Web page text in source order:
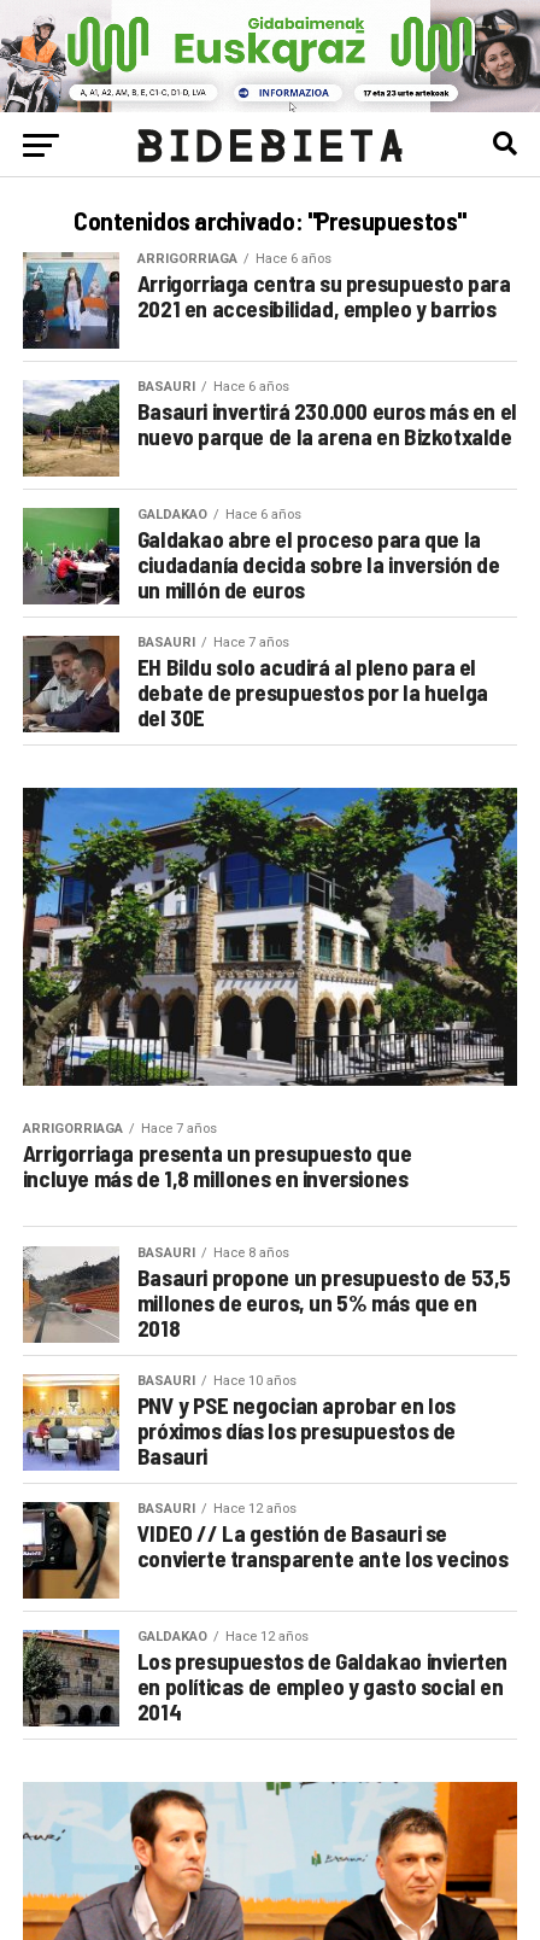
Contenidos archivado: "Presupuestos"
ARRIGORRIAGA Hace 6 años
Arrigorriaga centra su presupuesto para
2021 en accesibilidad, empleo y barrios
BASAURI Hace 6 años
Basauri invertirá 230.000 euros más en el
nuevo parque de la arena en Bizkotxalde
GALDAKAO Hace 6 años
Galdakao abre el proceso para que la
ciudadanía decida sobre la inversión de
un millón de euros
BASAURI Hace 7 años
EH Bildu solo acudirá al pleno para el
debate de presupuestos por la huelga
del 30E
ARRIGORRIAGA Hace 7 años
Arrigorriaga presenta un presupuesto que
incluye más de 1,8 millones en inversiones
BASAURI Hace 8 años
Basauri propone un presupuesto de 53,5
millones de euros, un 5% más que en
2018
BASAURI Hace 10 años
PNV y PSE negocian aprobar en los
próximos días los presupuestos de
Basauri
BASAURI Hace 12 años
VIDEO // La gestión de Basauri se
convierte transparente ante los vecinos
GALDAKAO Hace 12 años
Los presupuestos de Galdakao invierten
en políticas de empleo y gasto social en
2014